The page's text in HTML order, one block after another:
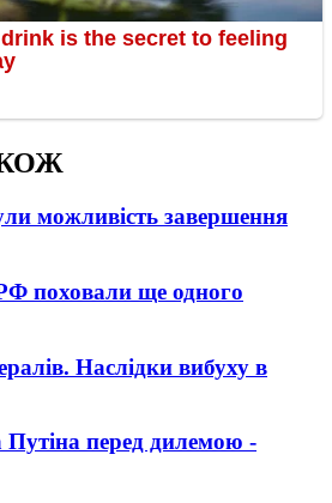
можливість завершення
поховали ще одного
Наслідки вибуху в
Путіна перед дилемою -